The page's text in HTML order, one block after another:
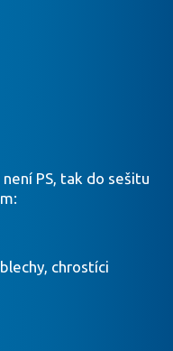
PS, tak do sešitu
chrostíci